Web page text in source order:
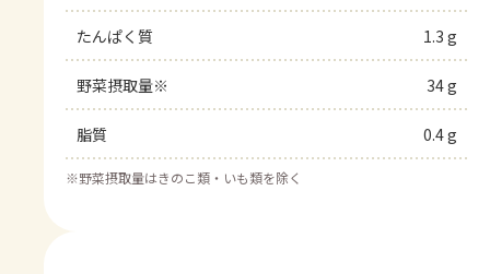
たんぱく質 1.3 g
野菜摂取量※ 34 g
脂質 0.4 g
※野菜摂取量はきのこ類・いも類を除く